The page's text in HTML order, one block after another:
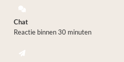
Chat
Reactie binnen 30 minuten